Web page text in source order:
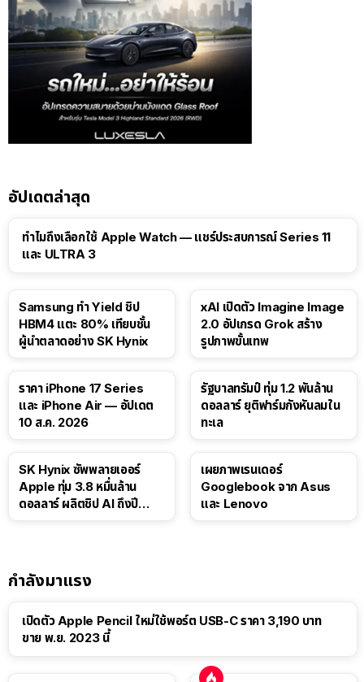
อัปเดตล่าสุด
ทำไมถึงเลือกใช้ Apple Watch — แชร์ประสบการณ์ Series 11
และ ULTRA 3
Samsung ทำ Yield ชิป
HBM4 แตะ 80% เทียบชั้น
ผู้นำตลาดอย่าง SK Hynix
xAI เปิดตัว Imagine Image
2.0 อัปเกรด Grok สร้าง
รูปภาพขั้นเทพ
ราคา iPhone 17 Series
และ iPhone Air — อัปเดต
10 ส.ค. 2026
รัฐบาลทรัมป์ ทุ่ม 1.2 พันล้าน
ดอลลาร์ ยุติฟาร์มกังหันลมใน
ทะเล
SK Hynix ซัพพลายเออร์
Apple ทุ่ม 3.8 หมื่นล้าน
ดอลลาร์ ผลิตชิป AI ถึงปี
เผยภาพเรนเดอร์
Googlebook จาก Asus
และ Lenovo
กำลังมาแรง
เปิดตัว Apple Pencil ใหม่ใช้พอร์ต USB-C ราคา 3,190 บาท
ขาย พ.ย. 2023 นี้